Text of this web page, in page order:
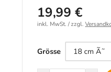
19,99 €
inkl. MwSt. / zzgl.
Grösse
Größe